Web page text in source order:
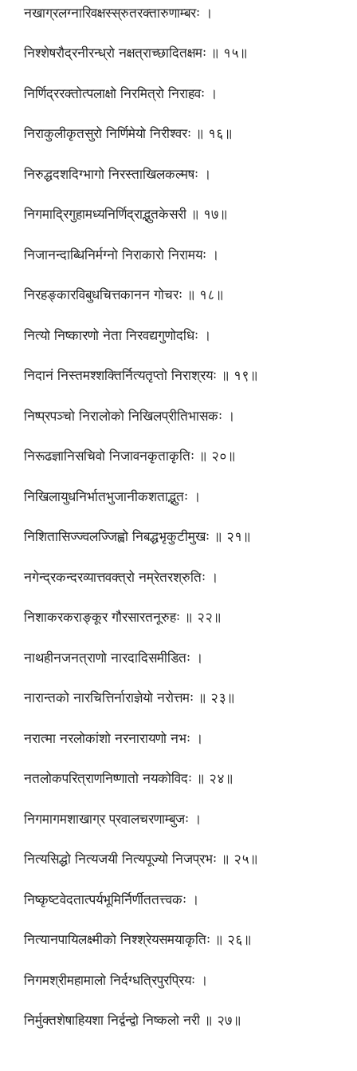
नखाग्रलग्नारिवक्षस्स्रुतरक्तारुणाम्बरः ।
निश्शेषरौद्रनीरन्ध्रो नक्षत्राच्छादितक्षमः ॥ १५॥
निर्णिद्ररक्तोत्पलाक्षो निरमित्रो निराहवः ।
निराकुलीकृतसुरो निर्णिमेयो निरीश्वरः ॥ १६॥
निरुद्धदशदिग्भागो निरस्ताखिलकल्मषः ।
निगमाद्रिगुहामध्यनिर्णिद्राद्भुतकेसरी ॥ १७॥
निजानन्दाब्धिनिर्मग्नो निराकारो निरामयः ।
निरहङ्कारविबुधचित्तकानन गोचरः ॥ १८॥
नित्यो निष्कारणो नेता निरवद्यगुणोदधिः ।
निदानं निस्तमश्शक्तिर्नित्यतृप्तो निराश्रयः ॥ १९॥
निष्प्रपञ्चो निरालोको निखिलप्रीतिभासकः ।
निरूढज्ञानिसचिवो निजावनकृताकृतिः ॥ २०॥
निखिलायुधनिर्भातभुजानीकशताद्भुतः ।
निशितासिज्ज्वलज्जिह्वो निबद्धभृकुटीमुखः ॥ २१॥
नगेन्द्रकन्दरव्यात्तवक्त्रो नम्रेतरश्रुतिः ।
निशाकरकराङ्कूर गौरसारतनूरुहः ॥ २२॥
नाथहीनजनत्राणो नारदादिसमीडितः ।
नारान्तको नारचित्तिर्नाराज्ञेयो नरोत्तमः ॥ २३॥
नरात्मा नरलोकांशो नरनारायणो नभः ।
नतलोकपरित्राणनिष्णातो नयकोविदः ॥ २४॥
निगमागमशाखाग्र प्रवालचरणाम्बुजः ।
नित्यसिद्धो नित्यजयी नित्यपूज्यो निजप्रभः ॥ २५॥
निष्कृष्टवेदतात्पर्यभूमिर्निर्णीततत्त्वकः ।
नित्यानपायिलक्ष्मीको निश्श्रेयसमयाकृतिः ॥ २६॥
निगमश्रीमहामालो निर्दग्धत्रिपुरप्रियः ।
निर्मुक्तशेषाहियशा निर्द्वन्द्वो निष्कलो नरी ॥ २७॥